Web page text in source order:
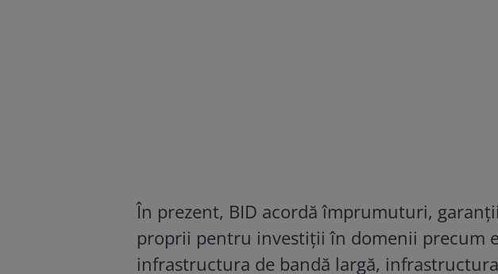
În prezent, BID acordă împrumuturi,
proprii pentru investiții în domenii precum
infrastructura de bandă largă,